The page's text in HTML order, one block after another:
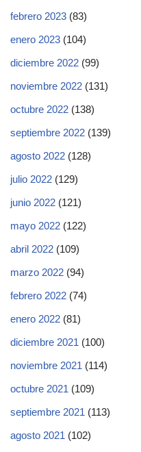
febrero 2023 (83)
enero 2023 (104)
diciembre 2022 (99)
noviembre 2022 (131)
octubre 2022 (138)
septiembre 2022 (139)
agosto 2022 (128)
julio 2022 (129)
junio 2022 (121)
mayo 2022 (122)
abril 2022 (109)
marzo 2022 (94)
febrero 2022 (74)
enero 2022 (81)
diciembre 2021 (100)
noviembre 2021 (114)
octubre 2021 (109)
septiembre 2021 (113)
agosto 2021 (102)